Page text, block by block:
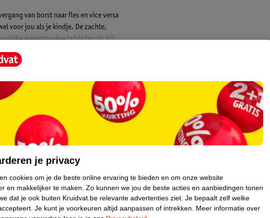
van borst naar fles en vice versa
voor jou als je kindje. De zachte,
doorstroming te bieden als bij
of eerder als ze tekenen van slijtage
je privacy
cookies om je de beste online ervaring te bieden en om onze website
en makkelijker te maken. Zo kunnen we jou de beste acties en aanbiedingen tonen
dat je ook buiten Kruidvat.be relevante advertenties ziet. Je bepaalt zelf welke
Je kunt je voorkeuren altijd aanpassen of intrekken. Meer informatie over